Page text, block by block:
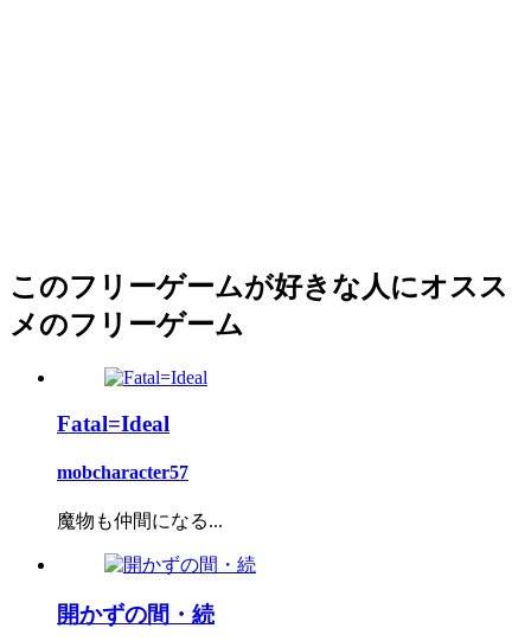
このフリーゲームが好きな人にオスス
メのフリーゲーム
Fatal=Ideal
mobcharacter57
魔物も仲間になる...
開かずの間・続